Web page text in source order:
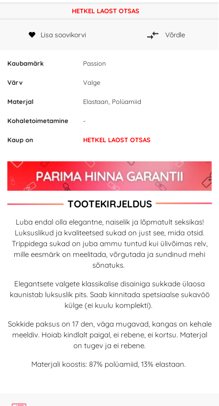
Kaubamärk Passion
Värv Valge
Materjal Elastaan, Polüamiid
Kohaletoimetamine -
Kaup on HETKEL LAOST OTSAS
HETKEL LAOST OTSAS
Lisa soovikorvi Võrdle
TOOTEKIRJELDUS
Luba endal olla elegantne, naiselik ja lõpmatult seksikas!
Luksuslikud ja kvaliteetsed sukad on just see, mida otsid.
Trippidega sukad on juba ammu tuntud kui ülivõimas relv,
mille eesmärk on meelitada, võrgutada ja sundinud mehi
sõnatuks.
Elegantsete valgete klassikalise disainiga sukkade ülaosa
kaunistab luksuslik pits. Saab kinnitada spetsiaalse sukavöö
külge (ei kuulu komplekti).
Sokkide paksus on 17 den, väga mugavad, kangas on kehale
meeldiv. Hoiab kindlalt paigal, ei rebene, ei kortsu. Materjal
on tugev ja ei rebene.
Materjali koostis: 87% polüamiid, 13% elastaan.